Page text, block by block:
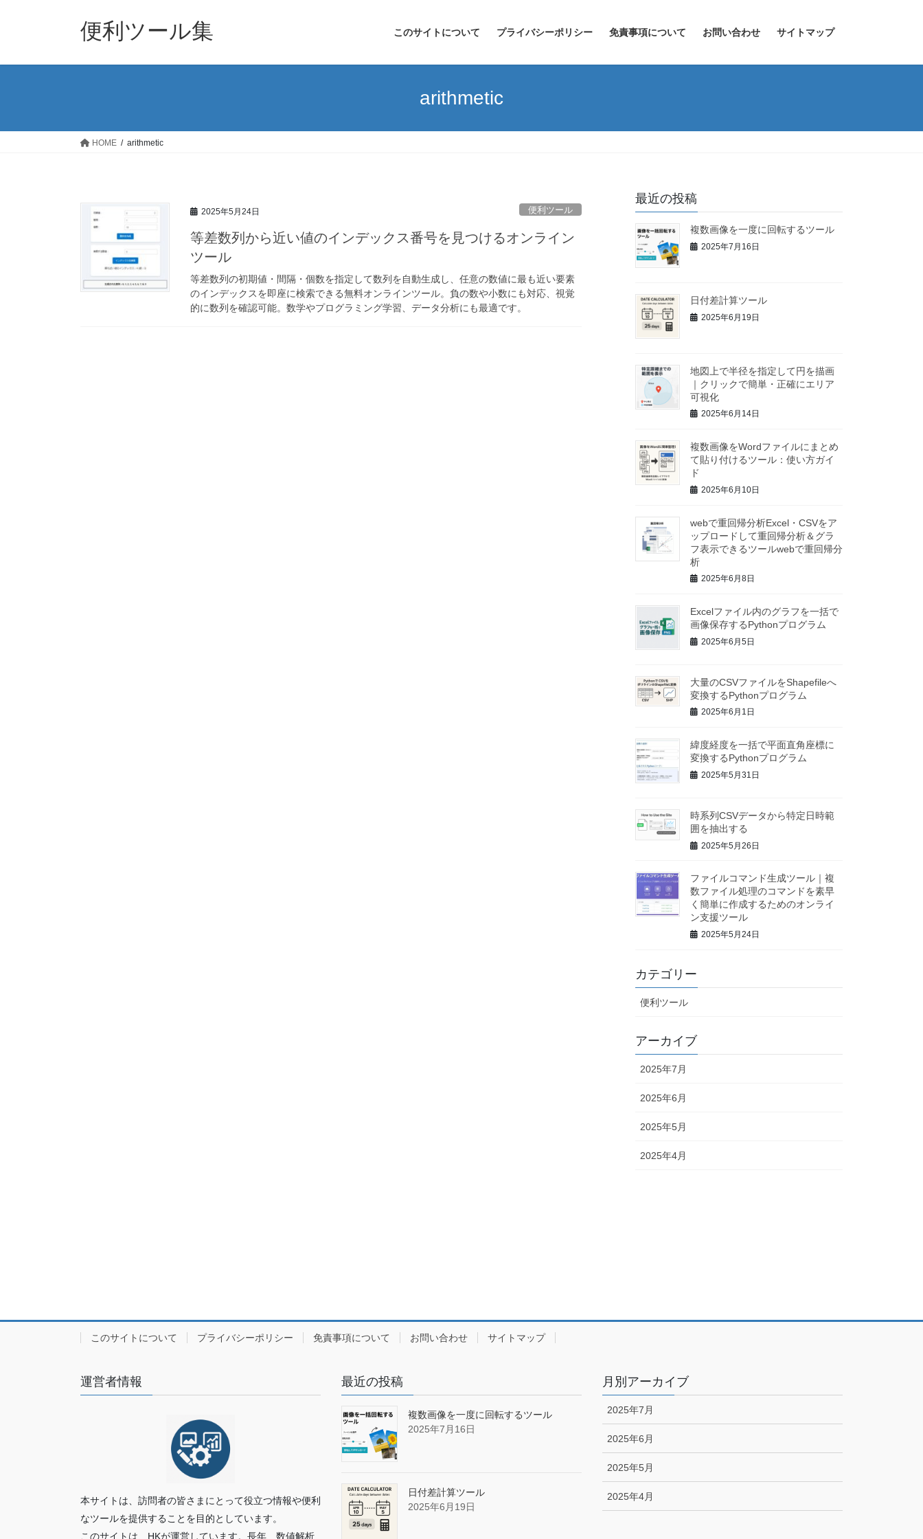
便利ツール集 このサイトについて プライバシーポリシー 免責事項について お問い合わせ サイトマップ
arithmetic
HOME arithmetic
2025年5月24日 便利ツール
等差数列から近い値のインデックス番号を見つけるオンライン
ツール
等差数列の初期値・間隔・個数を指定して数列を自動生成し、任意の数値に最も近い要素
のインデックスを即座に検索できる無料オンラインツール。負の数や小数にも対応、視覚
的に数列を確認可能。数学やプログラミング学習、データ分析にも最適です。
最近の投稿
複数画像を一度に回転するツール
2025年7月16日
日付差計算ツール
2025年6月19日
地図上で半径を指定して円を描画
｜クリックで簡単・正確にエリア
可視化
2025年6月14日
複数画像をWordファイルにまとめ
て貼り付けるツール：使い方ガイ
ド
2025年6月10日
webで重回帰分析Excel・CSVをア
ップロードして重回帰分析＆グラ
フ表示できるツールwebで重回帰分
析
2025年6月8日
Excelファイル内のグラフを一括で
画像保存するPythonプログラム
2025年6月5日
大量のCSVファイルをShapefileへ
変換するPythonプログラム
2025年6月1日
緯度経度を一括で平面直角座標に
変換するPythonプログラム
2025年5月31日
時系列CSVデータから特定日時範
囲を抽出する
2025年5月26日
ファイルコマンド生成ツール｜複
数ファイル処理のコマンドを素早
く簡単に作成するためのオンライ
ン支援ツール
2025年5月24日
カテゴリー
便利ツール
アーカイブ
2025年7月
2025年6月
2025年5月
2025年4月
このサイトについて プライバシーポリシー 免責事項について お問い合わせ サイトマップ
運営者情報
本サイトは、訪問者の皆さまにとって役立つ情報や便利
なツールを提供することを目的としています。
このサイトは、HKが運営しています。長年、数値解析
最近の投稿
複数画像を一度に回転するツール
2025年7月16日
日付差計算ツール
2025年6月19日
月別アーカイブ
2025年7月
2025年6月
2025年5月
2025年4月